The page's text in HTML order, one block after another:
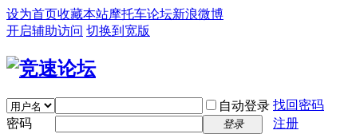
设为首页收藏本站摩托车论坛新浪微博
开启辅助访问 切换到宽版
自动登录 找回密码
密码
登录 注册